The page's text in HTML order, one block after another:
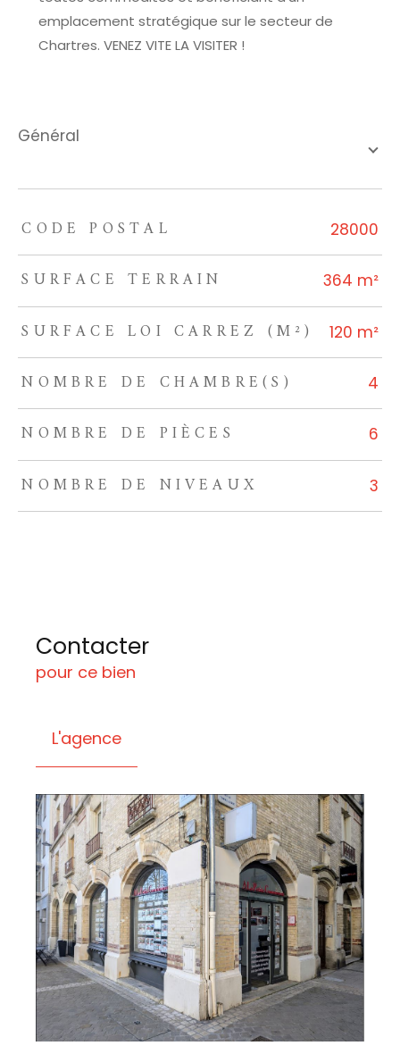
emplacement stratégique sur le secteur de
Chartres. VENEZ VITE LA VISITER !
général
TRAD_ZEPHYR_Caracteristique TRAD_ZEPHYR_Valeurs
CODE POSTAL 28000
SURFACE TERRAIN 364 m²
SURFACE LOI CARREZ (M²) 120 m²
NOMBRE DE CHAMBRE(S) 4
NOMBRE DE PIÈCES 6
NOMBRE DE NIVEAUX 3
Contacter
pour ce bien
L'agence